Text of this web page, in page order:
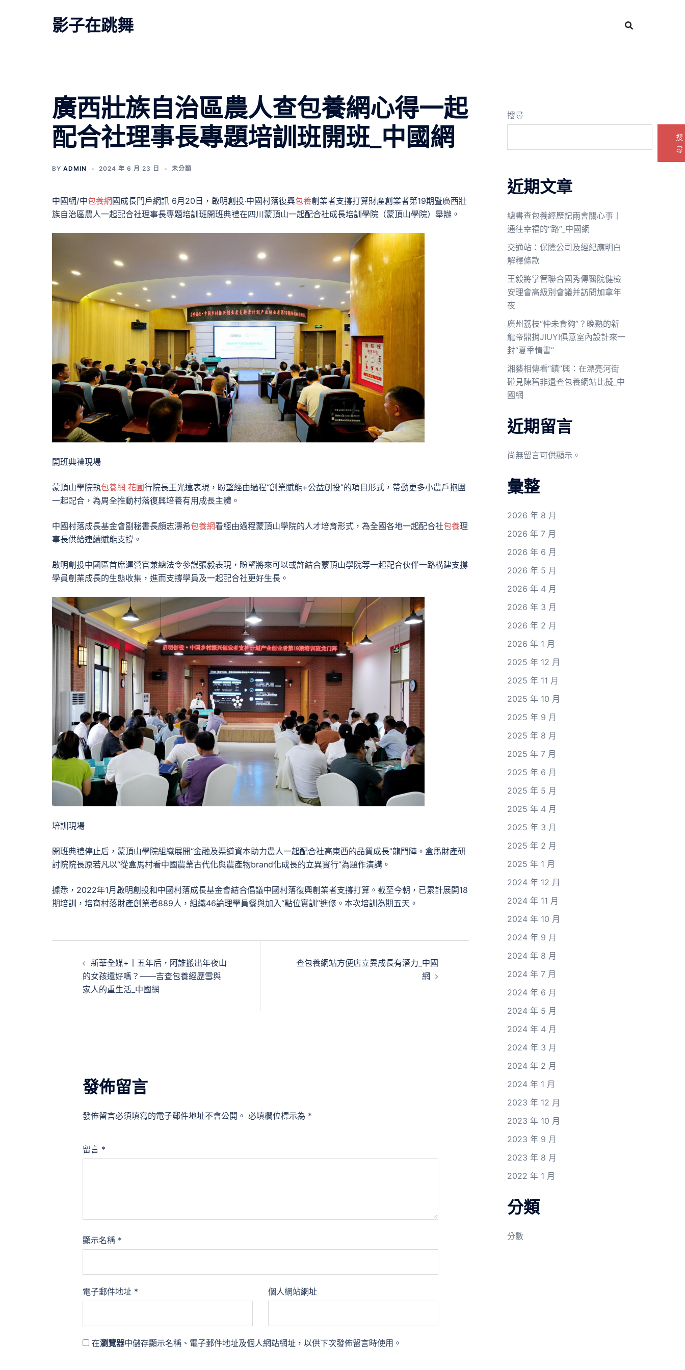
影子在跳舞
廣西壯族自治區農人查包養網心得一起
配合社理事長專題培訓班開班_中國網
BY ADMIN 2024 年 6 月 23 日 未分類
中國網/中包養網 國成長門戶網訊 6月20日，啟明創投·中國村落復興包養創業者支撐打算財產創業者第19期暨廣西壯
族自治區農人一起配合社理事長專題培訓班開班典禮在四川蒙頂山一起配合社成長培訓學院（蒙頂山學院）舉辦。
開班典禮現場
蒙頂山學院執包養網 花圃行院長王光遠表現，盼望經由過程“創業賦能+公益創投”的項目形式，帶動更多小農戶抱團
一起配合，為周全推動村落復興培養有用成長主體。
中國村落成長基金會副秘書長顏志濤希包養網看經由過程蒙頂山學院的人才培育形式，為全國各地一起配合社包養理
事長供給連續賦能支撐。
啟明創投中國區首席運營官兼總法令參謀張毅表現，盼望將來可以或許結合蒙頂山學院等一起配合伙伴一路構建支撐
學員創業成長的生態收集，進而支撐學員及一起配合社更好生長。
培訓現場
開班典禮停止后，蒙頂山學院組織展開“金融及渠道資本助力農人一起配合社高東西的品質成長”龍門陣。盒馬財產研
討院院長原若凡以“從盒馬村看中國農業古代化與農產物brand化成長的立異實行”為題作演講。
據悉，2022年1月啟明創投和中國村落成長基金會結合倡議中國村落復興創業者支撐打算。截至今朝，已累計展開18
期培訓，培育村落財產創業者889人，組織46論理學員餐與加入“點位實訓”進修。本次培訓為期五天。
新華全媒+丨五年后，阿誰搬出年夜山
的女孩還好嗎？——吉查包養經歷雪與
家人的重生活_中國網
查包養網站方便店立異成長有潛力_中國
網
發佈留言
發佈留言必須填寫的電子郵件地址不會公開。 必填欄位標示為 *
留言 *
顯示名稱 *
電子郵件地址 * 個人網站網址
在瀏覽器中儲存顯示名稱、電子郵件地址及個人網站網址，以供下次發佈留言時使用。
搜尋
搜
尋
近期文章
總書查包養經歷記兩會關心事丨
通往幸福的“路”_中國網
交通站：保險公司及經紀應明白
解釋條款
王毅將掌管聯合國秀傳醫院健檢
安理會高級別會議并訪問加拿年
夜
廣州荔枝“仲未食夠”？晚熟的新
龍帝鼎捎JIUYI俱意室內設計來一
封“夏季情書”
湘藝相傳看“鎮”興：在漂亮河街
碰見陳舊非遺查包養網站比擬_中
國網
近期留言
尚無留言可供顯示。
彙整
2026 年 8 月
2026 年 7 月
2026 年 6 月
2026 年 5 月
2026 年 4 月
2026 年 3 月
2026 年 2 月
2026 年 1 月
2025 年 12 月
2025 年 11 月
2025 年 10 月
2025 年 9 月
2025 年 8 月
2025 年 7 月
2025 年 6 月
2025 年 5 月
2025 年 4 月
2025 年 3 月
2025 年 2 月
2025 年 1 月
2024 年 12 月
2024 年 11 月
2024 年 10 月
2024 年 9 月
2024 年 8 月
2024 年 7 月
2024 年 6 月
2024 年 5 月
2024 年 4 月
2024 年 3 月
2024 年 2 月
2024 年 1 月
2023 年 12 月
2023 年 10 月
2023 年 9 月
2023 年 8 月
2022 年 1 月
分類
分數